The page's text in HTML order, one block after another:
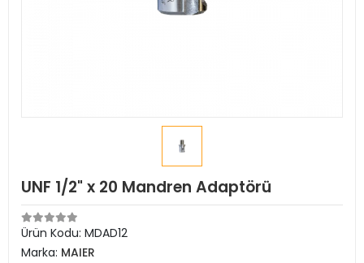
UNF 1/2" x 20 Mandren Adaptörü
Ürün Kodu: MDAD12
Marka: MAIER